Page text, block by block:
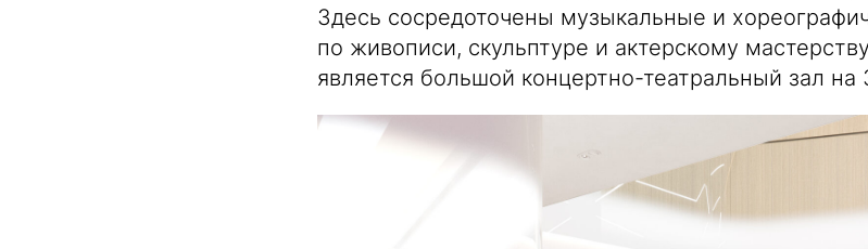
Здесь сосредоточены музыкальные и
по живописи, скульптуре и актерскому
является большой концертно-театральный зал на